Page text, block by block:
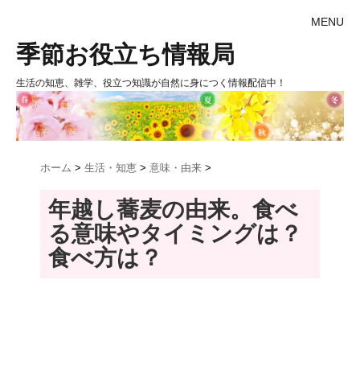
MENU
季節お役立ち情報局
生活の知恵、雑学、役立つ知識が自然に身につく情報配信中！
ホーム > 生活・知恵 > 意味・由来 >
年越し蕎麦の由来。食べ
る意味やタイミングは？
食べ方は？